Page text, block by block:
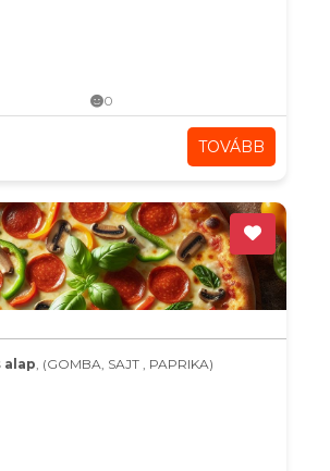
0
TOVÁBB
alap, (GOMBA, SAJT , PAPRIKA)